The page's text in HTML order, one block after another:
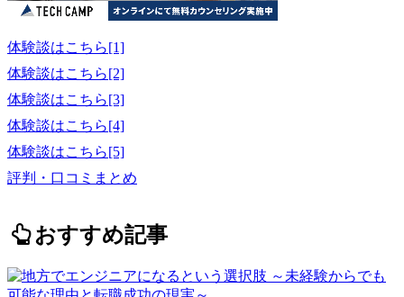
体験談はこちら[1]
体験談はこちら[2]
体験談はこちら[3]
体験談はこちら[4]
体験談はこちら[5]
評判・口コミまとめ
おすすめ記事